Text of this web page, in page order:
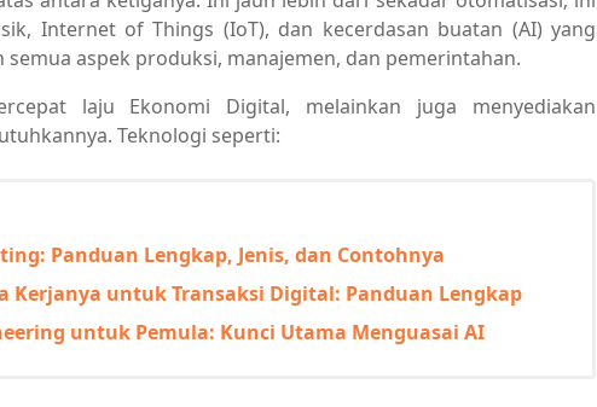
Internet of Things (IoT), dan kecerdasan buatan (AI) yang
aspek produksi, manajemen, dan pemerintahan.
laju Ekonomi Digital, melainkan juga menyediakan
Teknologi seperti:
Panduan Lengkap, Jenis, dan Contohnya
Kerjanya untuk Transaksi Digital: Panduan Lengkap
untuk Pemula: Kunci Utama Menguasai AI